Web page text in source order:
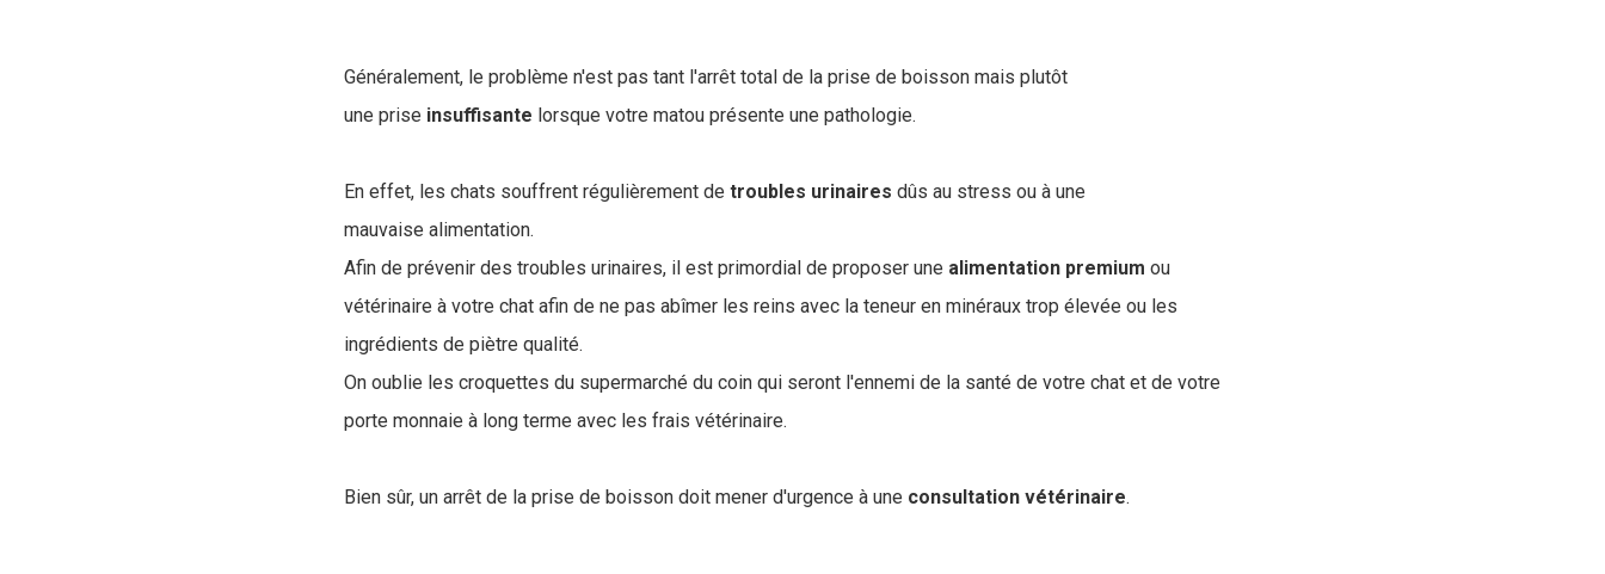
Généralement, le problème n'est pas tant l'arrêt total de la prise de boisson mais plutôt
une prise insuffisante lorsque votre matou présente une pathologie.
En effet, les chats souffrent régulièrement de troubles urinaires dûs au stress ou à une
mauvaise alimentation.
Afin de prévenir des troubles urinaires, il est primordial de proposer une alimentation premium ou
vétérinaire à votre chat afin de ne pas abîmer les reins avec la teneur en minéraux trop élevée ou les
ingrédients de piètre qualité.
On oublie les croquettes du supermarché du coin qui seront l'ennemi de la santé de votre chat et de votre
porte monnaie à long terme avec les frais vétérinaire.
Bien sûr, un arrêt de la prise de boisson doit mener d'urgence à une consultation vétérinaire.